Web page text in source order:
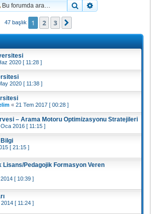
Ara
47 başlık 1 2 3
2020 [ 11:28 ]
2020 [ 11:38 ]
« 21 Tem 2017 [ 00:28 ]
– Arama Motoru Optimizasyonu Stratejileri
Oca 2016 [ 11:15 ]
Bilgi
[ 21:15 ]
Lisans/Pedagojik Formasyon Veren
[ 10:39 ]
2014 [ 11:24 ]